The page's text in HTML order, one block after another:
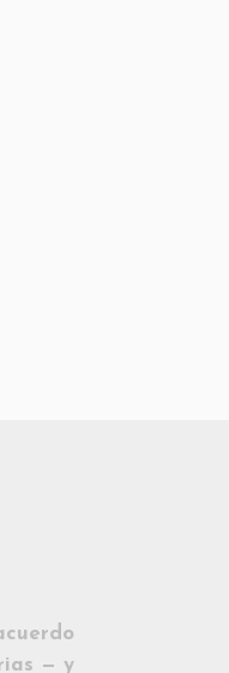
— y